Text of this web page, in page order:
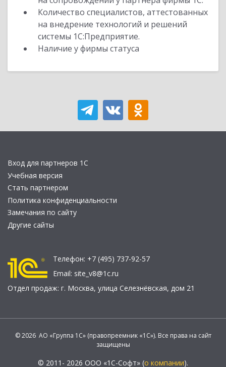
Количество специалистов, аттестованных
на внедрение технологий и решений
системы 1С:Предприятие.
Наличие у фирмы статуса
Вход для партнеров 1С
Учебная версия
Стать партнером
Политика конфиденциальности
Замечания по сайту
Другие сайты
Телефон: +7 (495) 737-92-57
Email: site_v8@1c.ru
Отдел продаж: г. Москва, улица Селезнёвская, дом 21
© 2026 АО «Группа 1С» (правопреемник «1С»). Все права на сайт
защищены
© 2011- 2026 ООО «1С-Софт» (о компании).